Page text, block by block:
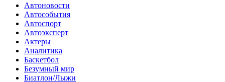
Автоновости
Автособытия
Автоспорт
Автоэксперт
Актеры
Аналитика
Баскетбол
Безумный мир
Биатлон/Лыжи